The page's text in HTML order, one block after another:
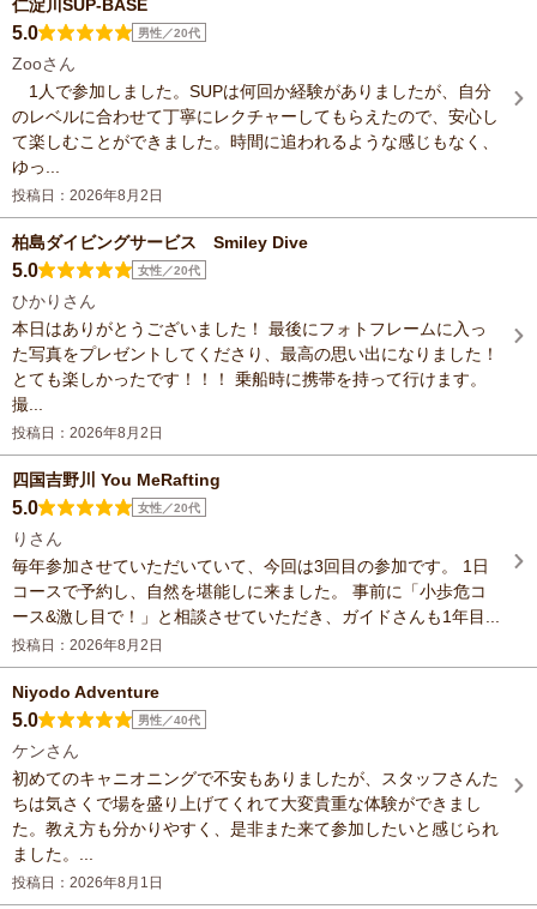
仁淀川SUP-BASE
5.0 男性／20代
Zooさん
1人で参加しました。SUPは何回か経験がありましたが、自分
のレベルに合わせて丁寧にレクチャーしてもらえたので、安心し
て楽しむことができました。時間に追われるような感じもなく、
ゆっ...
投稿日：2026年8月2日
柏島ダイビングサービス Smiley Dive
5.0 女性／20代
ひかりさん
本日はありがとうございました！ 最後にフォトフレームに入っ
た写真をプレゼントしてくださり、最高の思い出になりました！
とても楽しかったです！！！ 乗船時に携帯を持って行けます。
撮...
投稿日：2026年8月2日
四国吉野川 You MeRafting
5.0 女性／20代
りさん
毎年参加させていただいていて、今回は3回目の参加です。 1日
コースで予約し、自然を堪能しに来ました。 事前に「小歩危コ
ース&激し目で！」と相談させていただき、ガイドさんも1年目...
投稿日：2026年8月2日
Niyodo Adventure
5.0 男性／40代
ケンさん
初めてのキャニオニングで不安もありましたが、スタッフさんた
ちは気さくで場を盛り上げてくれて大変貴重な体験ができまし
た。教え方も分かりやすく、是非また来て参加したいと感じられ
ました。...
投稿日：2026年8月1日